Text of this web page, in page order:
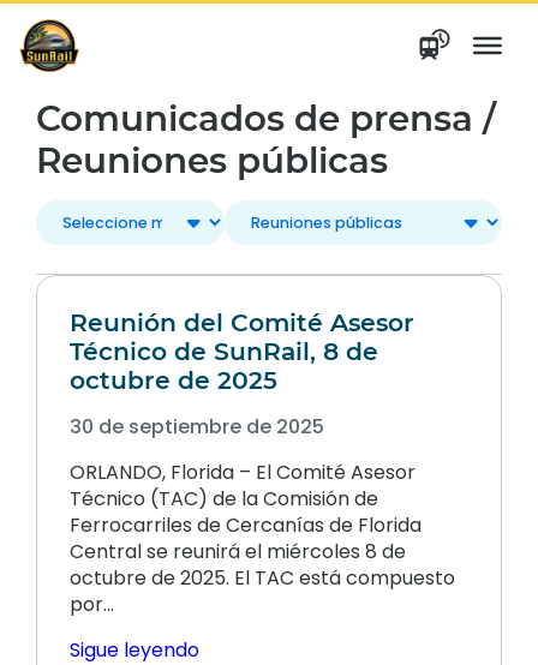
saltar
contenido
Comunicados de prensa /
Reuniones públicas
Reunión del Comité Asesor
Técnico de SunRail, 8 de
octubre de 2025
30 de septiembre de 2025
ORLANDO, Florida – El Comité Asesor
Técnico (TAC) de la Comisión de
Ferrocarriles de Cercanías de Florida
Central se reunirá el miércoles 8 de
octubre de 2025. El TAC está compuesto
por…
Sigue leyendo